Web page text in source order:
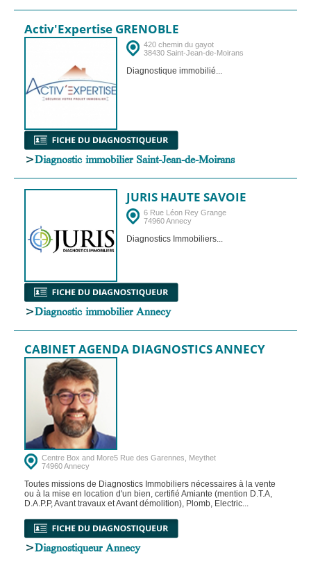
Activ'Expertise GRENOBLE
420 chemin du gayot
38430 Saint-Jean-de-Moirans
Diagnostique immobilié...
>Diagnostic immobilier Saint-Jean-de-Moirans
JURIS HAUTE SAVOIE
6 Rue Léon Rey Grange
74960 Annecy
Diagnostics Immobiliers...
>Diagnostic immobilier Annecy
CABINET AGENDA DIAGNOSTICS ANNECY
Centre Box and More5 Rue des Garennes, Meythet
74960 Annecy
Toutes missions de Diagnostics Immobiliers nécessaires à la vente
ou à la mise en location d'un bien, certifié Amiante (mention D.T.A,
D.A.P.P, Avant travaux et Avant démolition), Plomb, Electric...
>Diagnostiqueur Annecy